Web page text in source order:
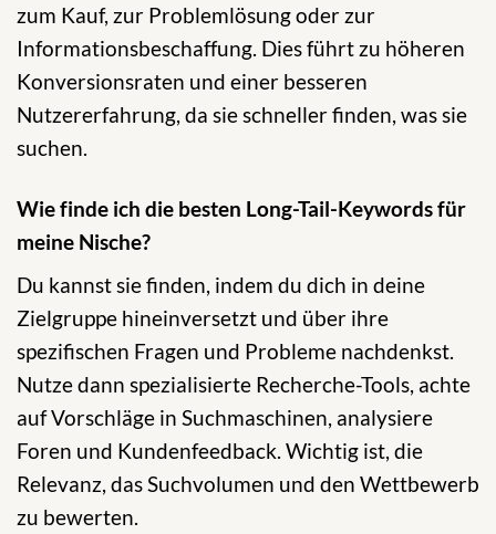
zum Kauf, zur Problemlösung oder zur
Informationsbeschaffung. Dies führt zu höheren
Konversionsraten und einer besseren
Nutzererfahrung, da sie schneller finden, was sie
suchen.
Wie finde ich die besten Long-Tail-Keywords für
meine Nische?
Du kannst sie finden, indem du dich in deine
Zielgruppe hineinversetzt und über ihre
spezifischen Fragen und Probleme nachdenkst.
Nutze dann spezialisierte Recherche-Tools, achte
auf Vorschläge in Suchmaschinen, analysiere
Foren und Kundenfeedback. Wichtig ist, die
Relevanz, das Suchvolumen und den Wettbewerb
zu bewerten.